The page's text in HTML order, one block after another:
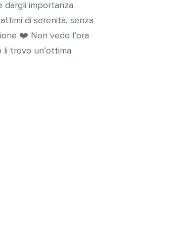
importanza.
di serenità, senza
❤️ Non vedo l’ora
trovo un’ottima